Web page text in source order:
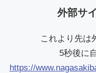
外部サ
これより先は
5秒後に
https://